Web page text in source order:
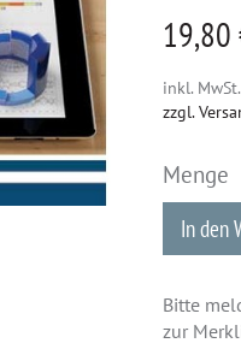
19,80
inkl. MwSt.
zzgl.
Menge
In den
Bitte
zur